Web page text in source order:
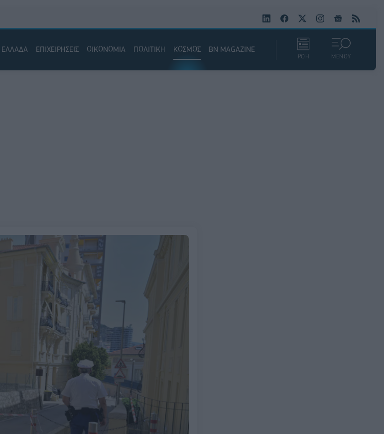
ΕΛΛΑΔΑ ΕΠΙΧΕΙΡΗΣΕΙΣ ΟΙΚΟΝΟΜΙΑ ΠΟΛΙΤΙΚΗ ΚΟΣΜΟΣ BN MAGAZINE
ΡΟΗ ΜΕΝΟΥ